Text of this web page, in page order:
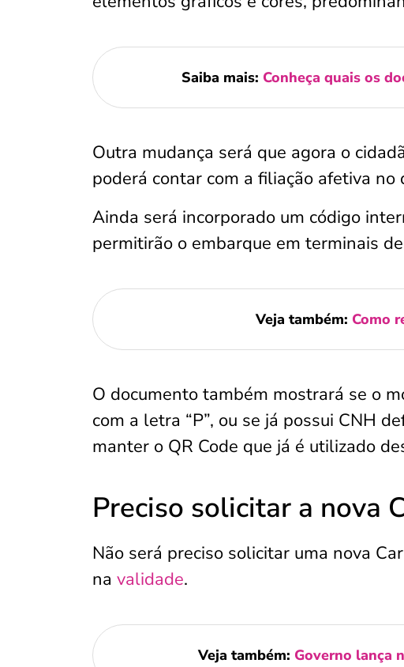
Saiba mais: Conheça quais os
Outra mudança será que agora o
poderá contar com a filiação afetiva no
Ainda será incorporado um código
permitirão o embarque em terminais
Veja também: Como
O documento também mostrará se o
com a letra “P”, ou se já possui CNH
manter o QR Code que já é utilizado
Preciso solicitar a nova
Não será preciso solicitar uma nova
na validade.
Veja também: Governo lança